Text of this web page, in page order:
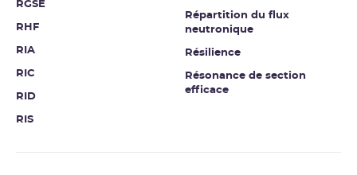
RGSE
RHF
RIA
RIC
RID
RIS
Répartition du flux
neutronique
Résilience
Résonance de section
efficace